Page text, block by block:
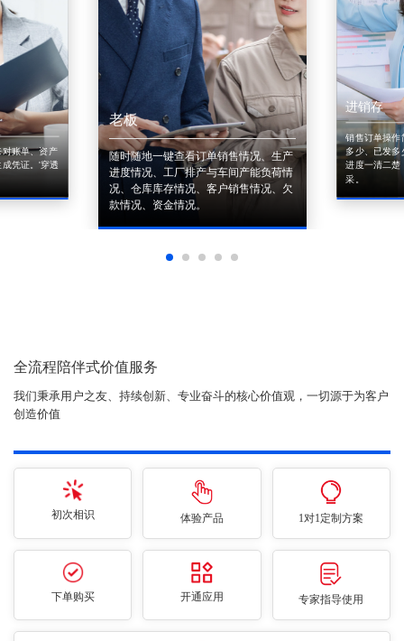
账单、资产
凭证。'穿透
老板
随时随地一键查看订单销售情况、生产
进度情况、工厂排产与车间产能负荷情
况、仓库库存情况、客户销售情况、欠
款情况、资金情况。
进销存
销售订单操作
多少、已发多
进度一清二楚
采。
全流程陪伴式价值服务
我们秉承用户之友、持续创新、专业奋斗的核心价值观，一切源于为客户
创造价值
初次相识 体验产品 1对1定制方案
下单购买 开通应用 专家指导使用